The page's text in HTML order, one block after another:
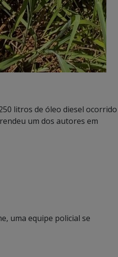
litros de óleo diesel ocorrido
um dos autores em
uma equipe policial se